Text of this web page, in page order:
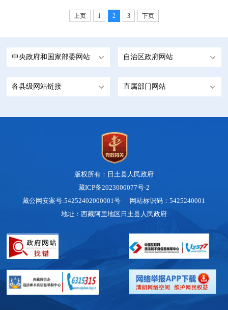
上页 1 2 3 下页
中央政府和国家部委网站 自治区政府网站
各县级网站链接 直属部门网站
版权所有：日土县人民政府
藏ICP备2023000077号-2
藏公网安案号:54252402000001号 网站标识码：5425240001
地址：西藏阿里地区日土县人民政府